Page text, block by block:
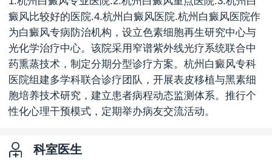
癜风比较好的医院.4.杭州白癜风医院.杭州白癜风医院作
为白癜风专病防治机构，设立色素细胞再生研究中心与
光化学治疗中心。该院采用窄谱紫外线光疗系统联合中
药熏蒸技术，制定分期分型诊疗方案。杭州白癜风专科
医院组建多学科联合诊疗团队，开展表皮移植与黑素细
胞培养技术研究，建立患者病程动态监测体系。推行个
性化心理干预模式，定期举办病友交流活动。
科室医生